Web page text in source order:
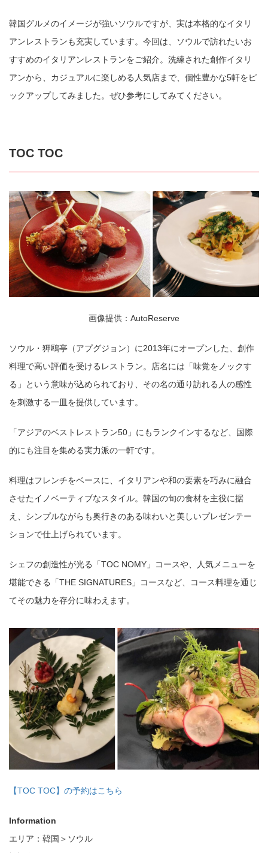
韓国グルメのイメージが強いソウルですが、実は本格的なイタリ
アンレストランも充実しています。今回は、ソウルで訪れたいお
すすめのイタリアンレストランをご紹介。洗練された創作イタリ
アンから、カジュアルに楽しめる人気店まで、個性豊かな5軒をピ
ックアップしてみました。ぜひ参考にしてみてください。
TOC TOC
画像提供：AutoReserve
ソウル・狎鴎亭（アプグジョン）に2013年にオープンした、創作
料理で高い評価を受けるレストラン。店名には「味覚をノックす
る」という意味が込められており、その名の通り訪れる人の感性
を刺激する一皿を提供しています。
「アジアのベストレストラン50」にもランクインするなど、国際
的にも注目を集める実力派の一軒です。
料理はフレンチをベースに、イタリアンや和の要素を巧みに融合
させたイノベーティブなスタイル。韓国の旬の食材を主役に据
え、シンプルながらも奥行きのある味わいと美しいプレゼンテー
ションで仕上げられています。
シェフの創造性が光る「TOC NOMY」コースや、人気メニューを
堪能できる「THE SIGNATURES」コースなど、コース料理を通じ
てその魅力を存分に味わえます。
【TOC TOC】の予約はこちら
Information
エリア：韓国＞ソウル